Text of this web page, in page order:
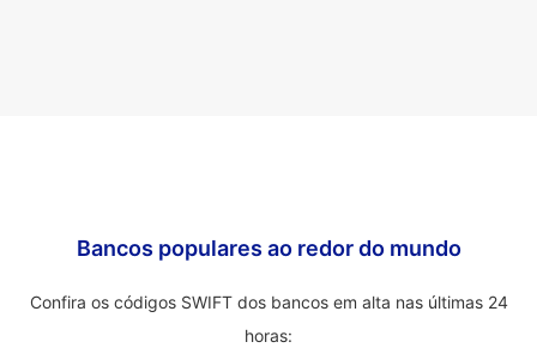
Bancos populares ao redor do mundo
Confira os códigos SWIFT dos bancos em alta nas últimas 24
horas: